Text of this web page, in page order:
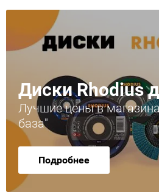
Диски Rhodius
Лучшие цены в
база"
Подробнее